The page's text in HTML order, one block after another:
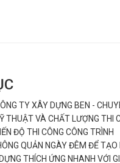
TY XÂY DỰNG BEN -
THUẬT VÀ CHẤT LƯỢNG THI
ĐỘ THI CÔNG CÔNG TRÌNH
QUẢN NGÀY ĐÊM ĐỂ
THÍCH ỨNG NHANH VỚI